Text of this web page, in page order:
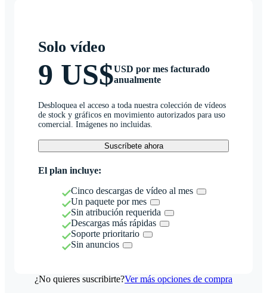
Solo vídeo
9 US$USD por mes facturado
anualmente
Desbloquea el acceso a toda nuestra colección de vídeos
de stock y gráficos en movimiento autorizados para uso
comercial. Imágenes no incluidas.
Suscríbete ahora
El plan incluye:
Cinco descargas de vídeo al mes
Un paquete por mes
Sin atribución requerida
Descargas más rápidas
Soporte prioritario
Sin anuncios
¿No quieres suscribirte?Ver más opciones de compra